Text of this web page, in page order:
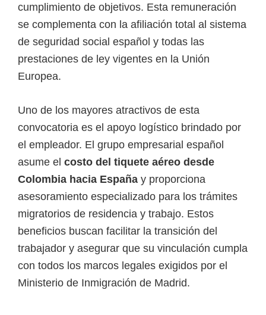
cumplimiento de objetivos. Esta remuneración
se complementa con la afiliación total al sistema
de seguridad social español y todas las
prestaciones de ley vigentes en la Unión
Europea.
Uno de los mayores atractivos de esta
convocatoria es el apoyo logístico brindado por
el empleador. El grupo empresarial español
asume el costo del tiquete aéreo desde
Colombia hacia España y proporciona
asesoramiento especializado para los trámites
migratorios de residencia y trabajo. Estos
beneficios buscan facilitar la transición del
trabajador y asegurar que su vinculación cumpla
con todos los marcos legales exigidos por el
Ministerio de Inmigración de Madrid.